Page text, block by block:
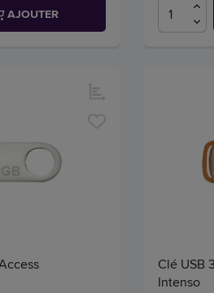
AJOUTER
Clé USB
Intenso